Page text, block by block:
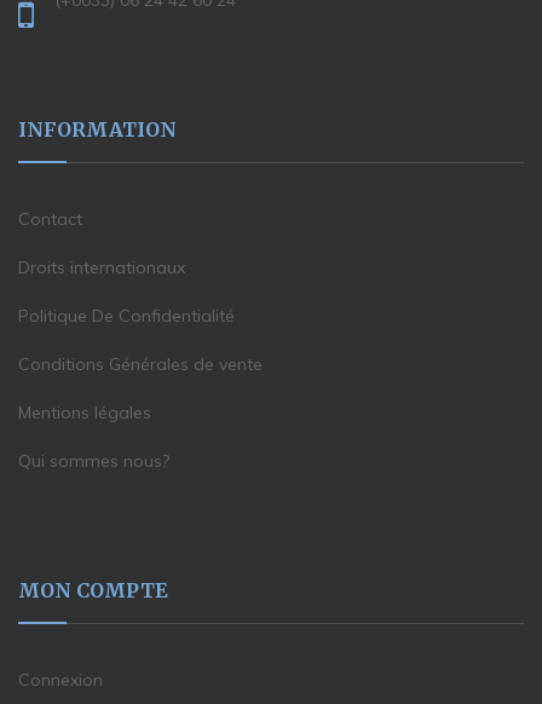
INFORMATION
Contact
Droits internationaux
Politique De Confidentialité
Conditions Générales de vente
Mentions légales
Qui sommes nous?
MON COMPTE
Connexion